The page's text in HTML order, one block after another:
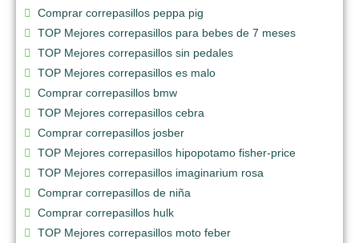
Comprar correpasillos peppa pig
TOP Mejores correpasillos para bebes de 7 meses
TOP Mejores correpasillos sin pedales
TOP Mejores correpasillos es malo
Comprar correpasillos bmw
TOP Mejores correpasillos cebra
Comprar correpasillos josber
TOP Mejores correpasillos hipopotamo fisher-price
TOP Mejores correpasillos imaginarium rosa
Comprar correpasillos de niña
Comprar correpasillos hulk
TOP Mejores correpasillos moto feber